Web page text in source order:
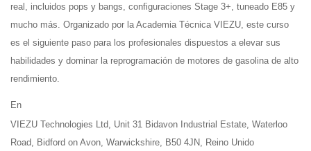
real, incluidos pops y bangs, configuraciones Stage 3+, tuneado E85 y
mucho más. Organizado por la Academia Técnica VIEZU, este curso
es el siguiente paso para los profesionales dispuestos a elevar sus
habilidades y dominar la reprogramación de motores de gasolina de alto
rendimiento.
En
VIEZU Technologies Ltd, Unit 31 Bidavon Industrial Estate, Waterloo
Road, Bidford on Avon, Warwickshire, B50 4JN, Reino Unido